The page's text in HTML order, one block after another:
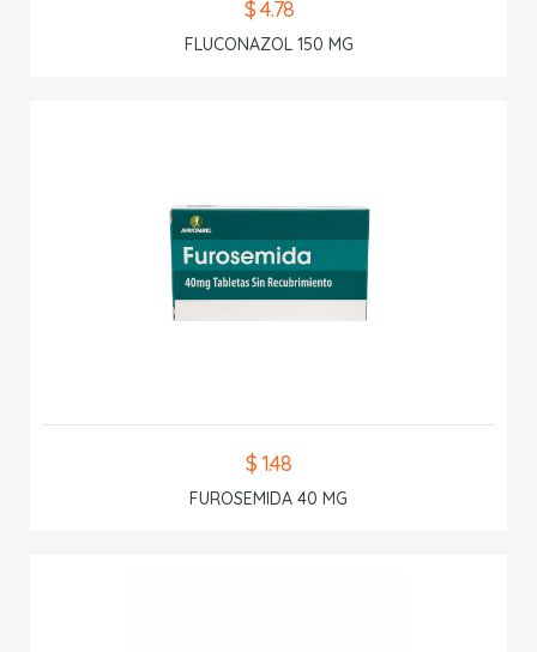
$ 4.78
FLUCONAZOL 150 MG
$ 1.48
FUROSEMIDA 40 MG